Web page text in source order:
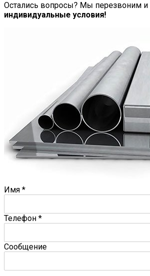
Остались вопросы? Мы перезвоним и
индивидуальные условия!
Имя *
Телефон *
Сообщение